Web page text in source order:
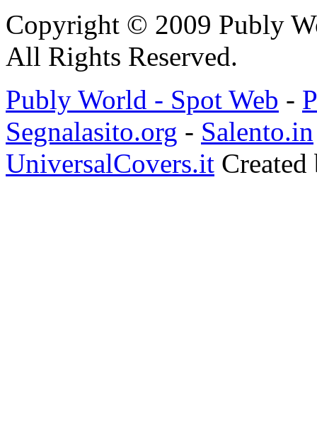
Copyright © 2009 Publy
All Rights Reserved.
Publy World - Spot Web -
Segnalasito.org - Salento.in
UniversalCovers.it